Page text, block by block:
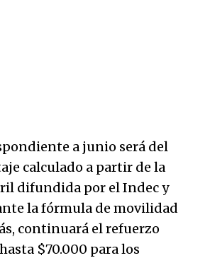
a junio será del
calculado a partir de la
difundida por el Indec y
la fórmula de movilidad
continuará el refuerzo
$70.000 para los